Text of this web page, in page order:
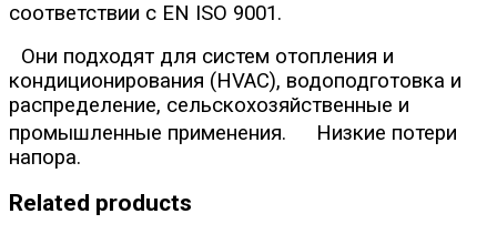
соответствии с EN ISO 9001.
Они подходят для систем отопления и
кондиционирования (HVAC), водоподготовка и
распределение, сельскохозяйственные и
промышленные применения. Низкие потери
напора.
Related products